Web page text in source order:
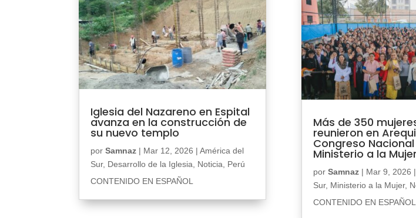
Iglesia del Nazareno en Espital
avanza en la construcción de
su nuevo templo
porSamnaz | Mar 12, 2026 |América del
Sur, Desarrollo de la Iglesia Noticia
Perú
CONTENIDO EN ESPAÑOL
Más de 350
reunieron en
Congreso
Ministerio a la Mujer
por Samnaz| Mar 9, 2026 |
Sur, Ministerio a la Mujer,
CONTENIDO EN ESPAÑOL